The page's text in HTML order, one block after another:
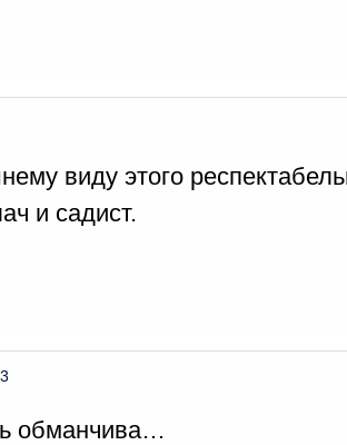
виду этого
и садист.
обманчива…